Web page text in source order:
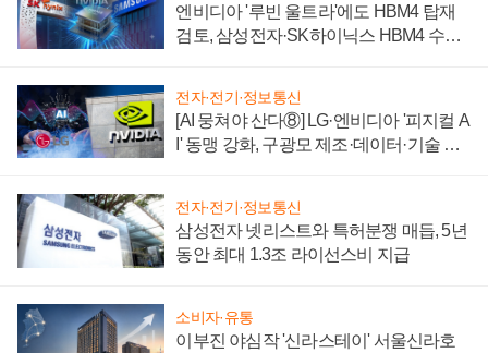
엔비디아 '루빈 울트라'에도 HBM4 탑재
검토, 삼성전자·SK하이닉스 HBM4 수율
전자·전기·정보통신
[AI 뭉쳐야 산다⑧] LG·엔비디아 '피지컬 A
I' 동맹 강화, 구광모 제조·데이터·기술 결
전자·전기·정보통신
삼성전자 넷리스트와 특허분쟁 매듭, 5년
동안 최대 1.3조 라이선스비 지급
소비자·유통
이부진 야심작 '신라스테이' 서울신라호